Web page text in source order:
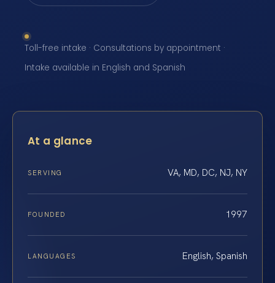
Toll-free intake · Consultations by appointment ·
Intake available in English and Spanish
At a glance
SERVING VA, MD, DC, NJ, NY
FOUNDED 1997
LANGUAGES English, Spanish